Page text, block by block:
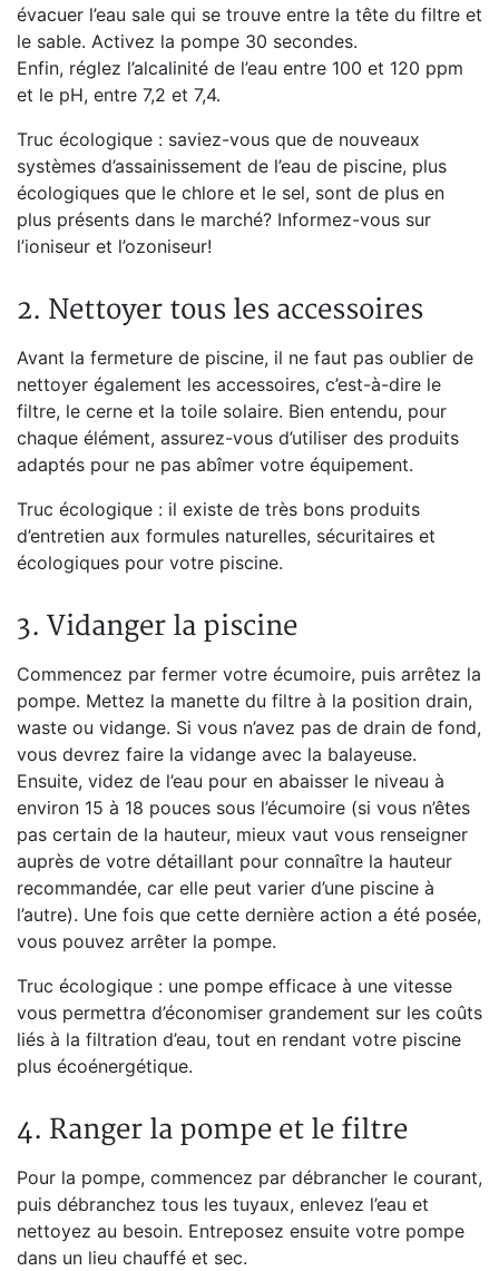
évacuer l’eau sale qui se trouve entre la tête du filtre et
le sable. Activez la pompe 30 secondes.
Enfin, réglez l’alcalinité de l’eau entre 100 et 120 ppm
et le pH, entre 7,2 et 7,4.
Truc écologique : saviez-vous que de nouveaux
systèmes d’assainissement de l’eau de piscine, plus
écologiques que le chlore et le sel, sont de plus en
plus présents dans le marché? Informez-vous sur
l’ioniseur et l’ozoniseur!
2. Nettoyer tous les accessoires
Avant la fermeture de piscine, il ne faut pas oublier de
nettoyer également les accessoires, c’est-à-dire le
filtre, le cerne et la toile solaire. Bien entendu, pour
chaque élément, assurez-vous d’utiliser des produits
adaptés pour ne pas abîmer votre équipement.
Truc écologique : il existe de très bons produits
d’entretien aux formules naturelles, sécuritaires et
écologiques pour votre piscine.
3. Vidanger la piscine
Commencez par fermer votre écumoire, puis arrêtez la
pompe. Mettez la manette du filtre à la position drain,
waste ou vidange. Si vous n’avez pas de drain de fond,
vous devrez faire la vidange avec la balayeuse.
Ensuite, videz de l’eau pour en abaisser le niveau à
environ 15 à 18 pouces sous l’écumoire (si vous n’êtes
pas certain de la hauteur, mieux vaut vous renseigner
auprès de votre détaillant pour connaître la hauteur
recommandée, car elle peut varier d’une piscine à
l’autre). Une fois que cette dernière action a été posée,
vous pouvez arrêter la pompe.
Truc écologique : une pompe efficace à une vitesse
vous permettra d’économiser grandement sur les coûts
liés à la filtration d’eau, tout en rendant votre piscine
plus écoénergétique.
4. Ranger la pompe et le filtre
Pour la pompe, commencez par débrancher le courant,
puis débranchez tous les tuyaux, enlevez l’eau et
nettoyez au besoin. Entreposez ensuite votre pompe
dans un lieu chauffé et sec.